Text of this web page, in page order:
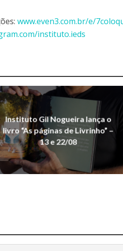
www.even3.com.br/e/
instituto.ieds
Instituto Gil Nogueira lança o
livro “As páginas de Livrinho” –
13 e 22/08